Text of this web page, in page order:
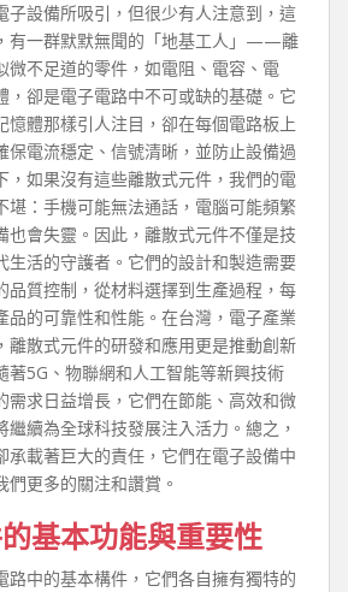
子設備所吸引，但很少有人注意到，這
有一群默默無聞的「地基工人」——離
微不足道的零件，如電阻、電容、電
，卻是電子電路中不可或缺的基礎。它
憶體那樣引人注目，卻在每個電路板上
保電流穩定、信號清晰，並防止設備過
，如果沒有這些離散式元件，我們的電
堪：手機可能無法通話，電腦可能頻繁
也會失靈。因此，離散式元件不僅是技
生活的守護者。它們的設計和製造需要
品質控制，從材料選擇到生產過程，每
品的可靠性和性能。在台灣，電子產業
離散式元件的研發和應用更是推動創新
著5G、物聯網和人工智能等新興技術
需求日益增長，它們在節能、高效和微
繼續為全球科技發展注入活力。總之，
承載著巨大的責任，它們在電子設備中
們更多的關注和讚賞。
基本功能與重要性
路中的基本構件，它們各自擁有獨特的